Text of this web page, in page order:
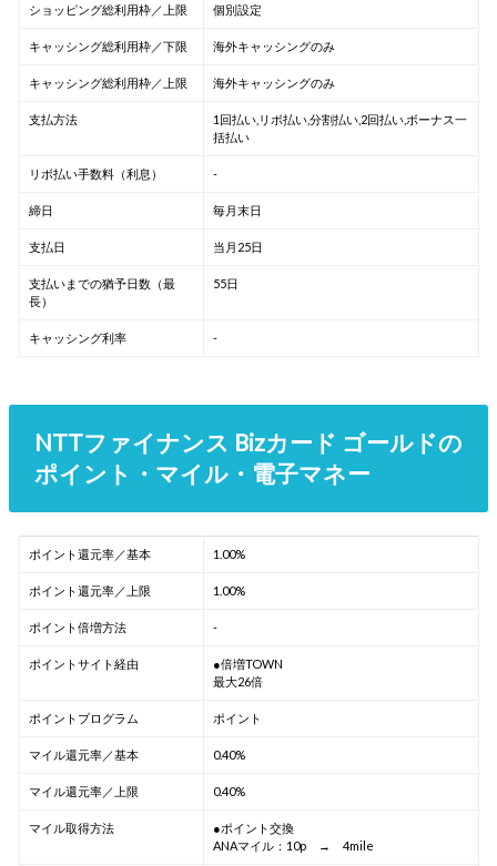
ショッピング総利用枠／上限 個別設定
キャッシング総利用枠／下限 海外キャッシングのみ
キャッシング総利用枠／上限 海外キャッシングのみ
支払方法
1回払い,リボ払い,分割払い,2回払い,ボーナス一
括払い
リボ払い手数料（利息） -
締日 毎月末日
支払日 当月25日
支払いまでの猶予日数（最
長）
55日
キャッシング利率 -
NTTファイナンス Bizカード ゴールドの
ポイント・マイル・電子マネー
ポイント還元率／基本 1.00%
ポイント還元率／上限 1.00%
ポイント倍増方法 -
ポイントサイト経由
●倍増TOWN
最大26倍
ポイントプログラム ポイント
マイル還元率／基本 0.40%
マイル還元率／上限 0.40%
マイル取得方法
●ポイント交換
ANAマイル：10p → 4mile